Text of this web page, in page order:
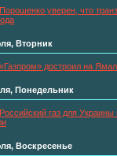
Порошенко уверен, что
Вторник
«Газпром» достроил на
Понедельник
Российский газ для
Воскресенье